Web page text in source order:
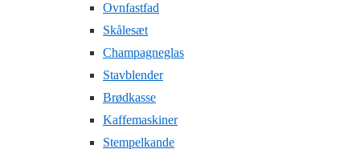
Ovnfastfad
Skålesæt
Champagneglas
Stavblender
Brødkasse
Kaffemaskiner
Stempelkande